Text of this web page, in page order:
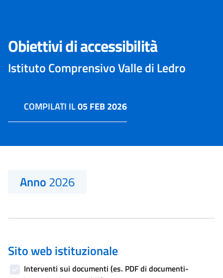
Obiettivi di accessibilità
Istituto Comprensivo Valle di Ledro
COMPILATI IL05 FEB 2026
Anno2026
Sito web istituzionale
Interventi sui documenti (es. PDF di documenti-